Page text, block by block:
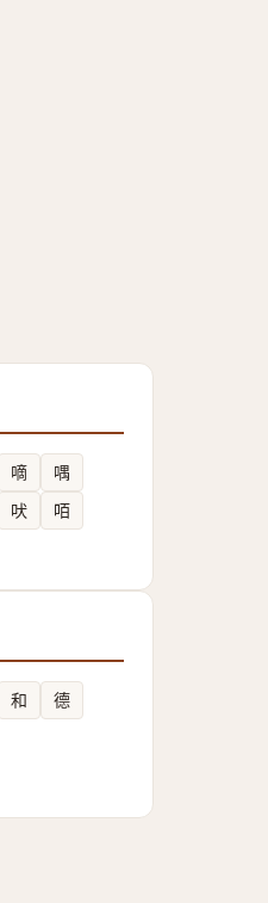
嘀
喁
吠 咟
和
德